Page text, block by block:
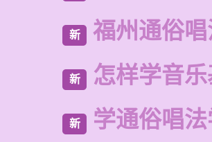
新 福州通俗
新 怎样学音
新 学通俗唱